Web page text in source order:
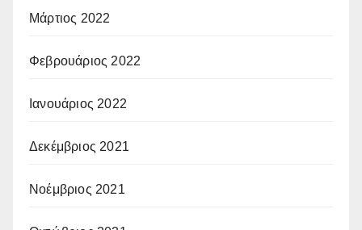
Μάρτιος 2022
Φεβρουάριος 2022
Ιανουάριος 2022
Δεκέμβριος 2021
Νοέμβριος 2021